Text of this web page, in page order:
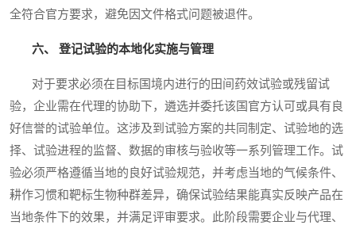
全符合官方要求，避免因文件格式问题被退件。
六、 登记试验的本地化实施与管理
对于要求必须在目标国境内进行的田间药效试验或残留试
验，企业需在代理的协助下，遴选并委托该国官方认可或具有良
好信誉的试验单位。这涉及到试验方案的共同制定、试验地的选
择、试验进程的监督、数据的审核与验收等一系列管理工作。试
验必须严格遵循当地的良好试验规范，并考虑当地的气候条件、
耕作习惯和靶标生物种群差异，确保试验结果能真实反映产品在
当地条件下的效果，并满足评审要求。此阶段需要企业与代理、